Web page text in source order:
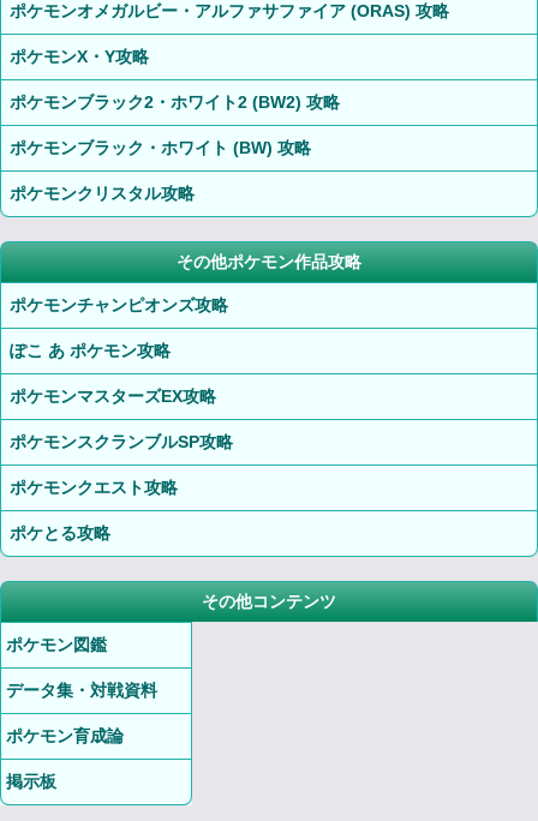
ポケモンオメガルビー・アルファサファイア (ORAS) 攻略
ポケモンX・Y攻略
ポケモンブラック2・ホワイト2 (BW2) 攻略
ポケモンブラック・ホワイト (BW) 攻略
ポケモンクリスタル攻略
その他ポケモン作品攻略
ポケモンチャンピオンズ攻略
ぽこ あ ポケモン攻略
ポケモンマスターズEX攻略
ポケモンスクランブルSP攻略
ポケモンクエスト攻略
ポケとる攻略
その他コンテンツ
ポケモン図鑑
データ集・対戦資料
ポケモン育成論
掲示板